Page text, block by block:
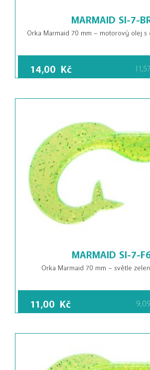
MARMAID SI-7-
Orka Marmaid 70 mm – motorový olej s
14,00 Kč 11,57
MARMAID SI-7-F6
Orka Marmaid 70 mm – světle
11,00 Kč 9,09